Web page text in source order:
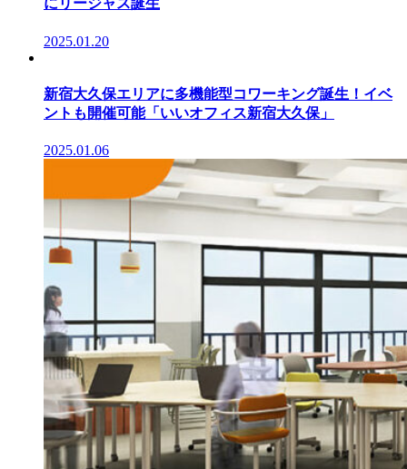
にリージャス誕生
2025.01.20
新宿大久保エリアに多機能型コワーキング誕生！イベ
ントも開催可能「いいオフィス新宿大久保」
2025.01.06